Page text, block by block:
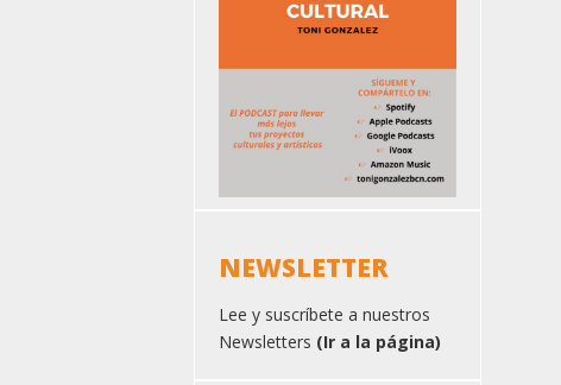
NEWSLETTER
Lee y suscríbete a nuestros
Newsletters (Ir a la página)